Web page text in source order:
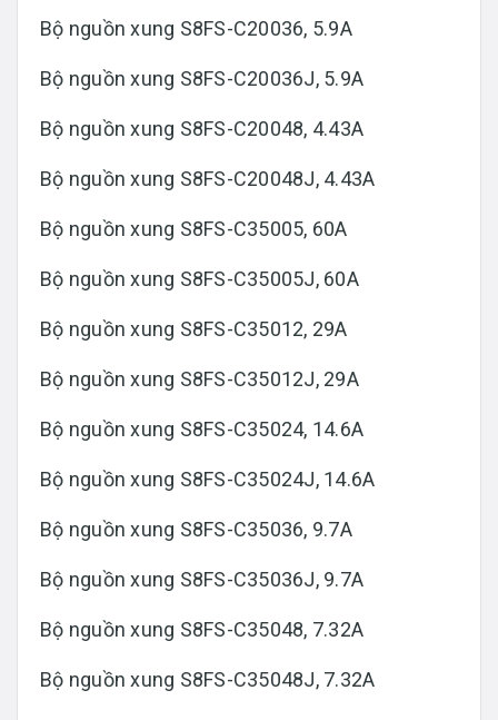
Bộ nguồn xung S8FS-C20036, 5.9A
Bộ nguồn xung S8FS-C20036J, 5.9A
Bộ nguồn xung S8FS-C20048, 4.43A
Bộ nguồn xung S8FS-C20048J, 4.43A
Bộ nguồn xung S8FS-C35005, 60A
Bộ nguồn xung S8FS-C35005J, 60A
Bộ nguồn xung S8FS-C35012, 29A
Bộ nguồn xung S8FS-C35012J, 29A
Bộ nguồn xung S8FS-C35024, 14.6A
Bộ nguồn xung S8FS-C35024J, 14.6A
Bộ nguồn xung S8FS-C35036, 9.7A
Bộ nguồn xung S8FS-C35036J, 9.7A
Bộ nguồn xung S8FS-C35048, 7.32A
Bộ nguồn xung S8FS-C35048J, 7.32A